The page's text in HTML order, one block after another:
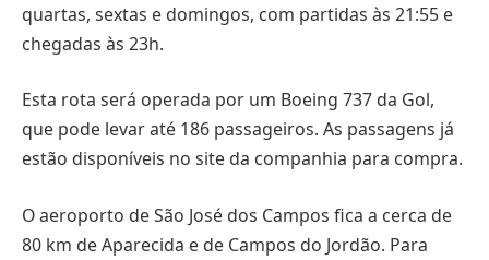
quartas, sextas e domingos, com partidas às 21:55 e
chegadas às 23h.
Esta rota será operada por um Boeing 737 da Gol,
que pode levar até 186 passageiros. As passagens já
estão disponíveis no site da companhia para compra.
O aeroporto de São José dos Campos fica a cerca de
80 km de Aparecida e de Campos do Jordão. Para